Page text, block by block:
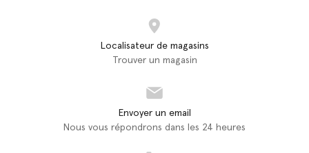
Localisateur de magasins
Trouver un magasin
Envoyer un email
Nous vous répondrons dans les 24 heures